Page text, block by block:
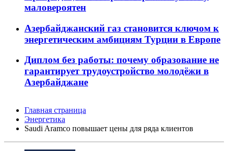
маловероятен
Азербайджанский газ становится ключом к
энергетическим амбициям Турции в Европе
Диплом без работы: почему образование не
гарантирует трудоустройство молодёжи в
Азербайджане
Главная страница
Энергетика
Saudi Aramco повышает цены для ряда клиентов